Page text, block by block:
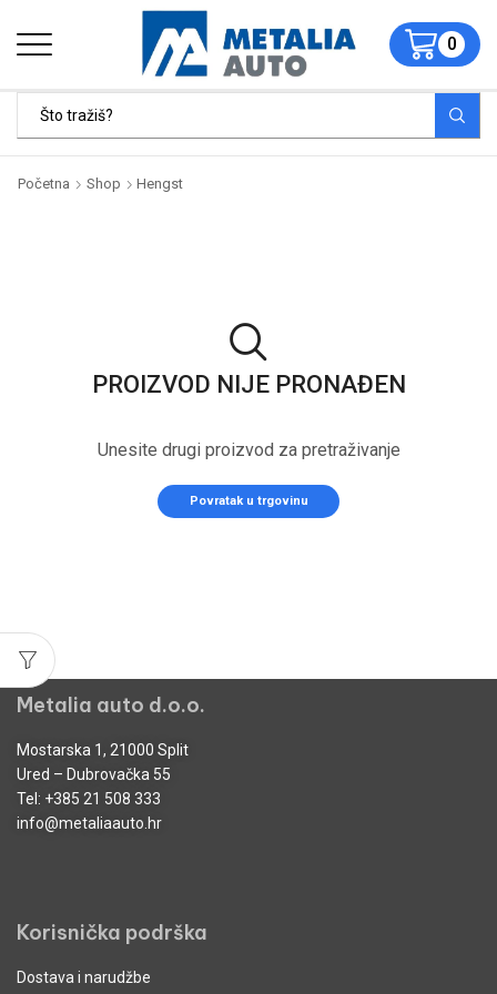
0
Početna Shop Hengst
PROIZVOD NIJE PRONAĐEN
Unesite drugi proizvod za pretraživanje
Povratak u trgovinu
Metalia auto d.o.o.
Mostarska 1, 21000 Split
Ured – Dubrovačka 55
Tel: +385 21 508 333
info@metaliaauto.hr
Korisnička podrška
Dostava i narudžbe